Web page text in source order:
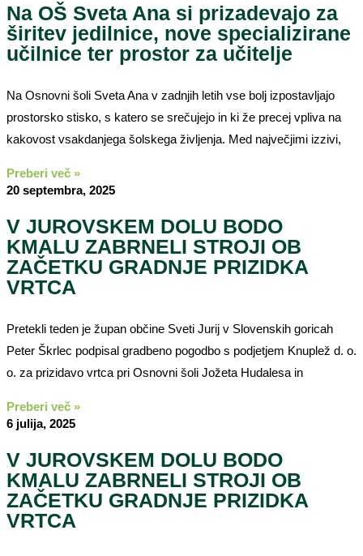
Na OŠ Sveta Ana si prizadevajo za
širitev jedilnice, nove specializirane
učilnice ter prostor za učitelje
Na Osnovni šoli Sveta Ana v zadnjih letih vse bolj izpostavljajo
prostorsko stisko, s katero se srečujejo in ki že precej vpliva na
kakovost vsakdanjega šolskega življenja. Med največjimi izzivi,
Preberi več »
20 septembra, 2025
V JUROVSKEM DOLU BODO
KMALU ZABRNELI STROJI OB
ZAČETKU GRADNJE PRIZIDKA
VRTCA
Pretekli teden je župan občine Sveti Jurij v Slovenskih goricah
Peter Škrlec podpisal gradbeno pogodbo s podjetjem Knuplež d. o.
o. za prizidavo vrtca pri Osnovni šoli Jožeta Hudalesa in
Preberi več »
6 julija, 2025
V JUROVSKEM DOLU BODO
KMALU ZABRNELI STROJI OB
ZAČETKU GRADNJE PRIZIDKA
VRTCA